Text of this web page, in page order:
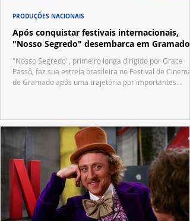
Após conquistar festivais internacionais,
"Nosso Segredo" desembarca em Gramado
"Nosso Segredo", primeiro longa dirigido por Grace
Passô, faz sua estreia brasileira no Festival de Cinema
de Gramado após uma trajetória por importantes
PRODUÇÕES NACIONAIS